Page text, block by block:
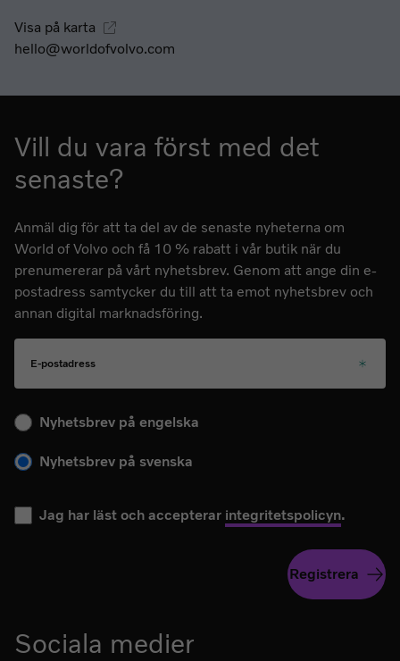
Visa på karta
hello@worldofvolvo.com
Vill du vara först med det
senaste?
Anmäl dig för att ta del av de senaste nyheterna om
World of Volvo och få 10 % rabatt i vår butik när du
prenumererar på vårt nyhetsbrev. Genom att ange din e-
postadress samtycker du till att ta emot nyhetsbrev och
annan digital marknadsföring.
E-postadress
Välj ditt språk för kommande nyhetsbrev
Nyhetsbrev på engelska
Nyhetsbrev på svenska
Jag har läst och accepterar integritetspolicyn.
Registrera
Sociala medier